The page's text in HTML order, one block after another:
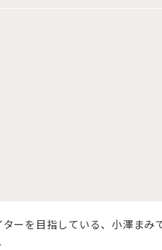
ーを目指している、小澤ま